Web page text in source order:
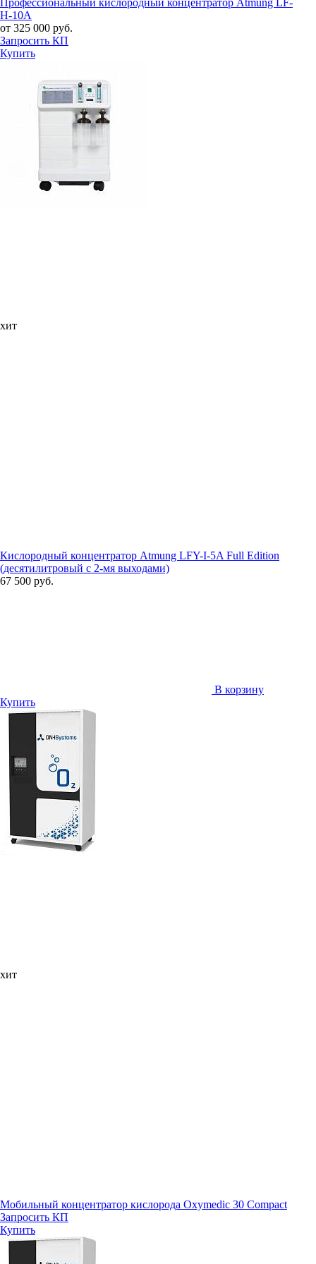
Профессиональный кислородный концентратор Atmung LF-
H-10A
от 325 000 руб.
Запросить КП
Купить
хит
Кислородный концентратор Atmung LFY-I-5A Full Edition
(десятилитровый с 2-мя выходами)
67 500 руб.
В корзину
Купить
хит
Мобильный концентратор кислорода Oxymedic 30 Compact
Запросить КП
Купить